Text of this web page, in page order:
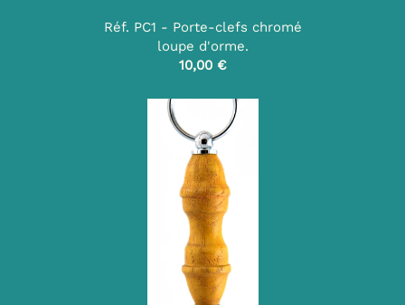
Réf. PC1 - Porte-clefs chromé
loupe d'orme.
10,00 €